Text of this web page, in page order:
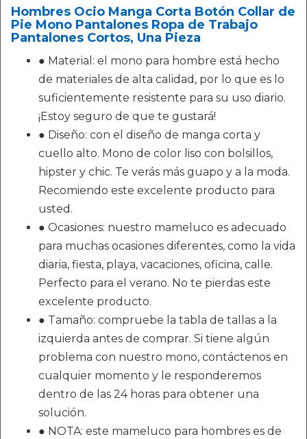
Hombres Ocio Manga Corta Botón Collar de
Pie Mono Pantalones Ropa de Trabajo
Pantalones Cortos, Una Pieza
● Material: el mono para hombre está hecho
de materiales de alta calidad, por lo que es lo
suficientemente resistente para su uso diario.
¡Estoy seguro de que te gustará!
● Diseño: con el diseño de manga corta y
cuello alto. Mono de color liso con bolsillos,
hipster y chic. Te verás más guapo y a la moda.
Recomiendo este excelente producto para
usted.
● Ocasiones: nuestro mameluco es adecuado
para muchas ocasiones diferentes, como la vida
diaria, fiesta, playa, vacaciones, oficina, calle.
Perfecto para el verano. No te pierdas este
excelente producto.
● Tamaño: compruebe la tabla de tallas a la
izquierda antes de comprar. Si tiene algún
problema con nuestro mono, contáctenos en
cualquier momento y le responderemos
dentro de las 24 horas para obtener una
solución.
● NOTA: este mameluco para hombres es de